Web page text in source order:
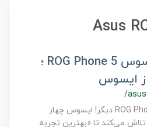
Asus
نقد و بررسی ایسوس ROG Phone 5 ؛
ایسوس
/
یک سال دیگر، یک ROG Phone دیگر! ایسوس چهار
می‌کند تا «بهترین تجربه